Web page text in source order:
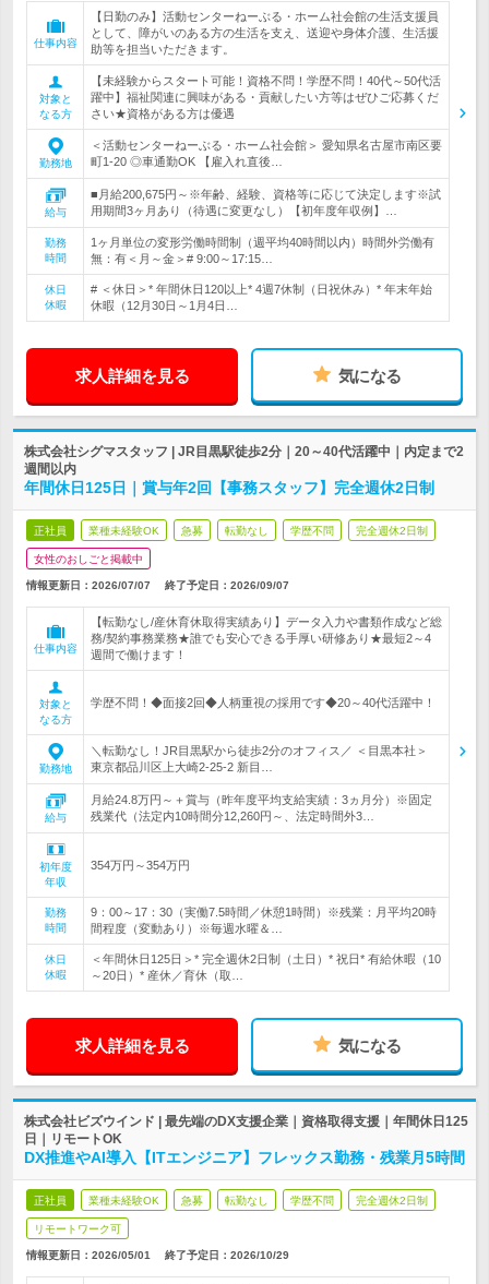
仕事内容
【日勤のみ】活動センターねーぶる・ホーム社会館の生活支援員
として、障がいのある方の生活を支え、送迎や身体介護、生活援
助等を担当いただきます。
対象と
なる方
【未経験からスタート可能！資格不問！学歴不問！40代～50代活
躍中】福祉関連に興味がある・貢献したい方等はぜひご応募くだ
さい★資格がある方は優遇
勤務地
＜活動センターねーぶる・ホーム社会館＞ 愛知県名古屋市南区要
町1-20 ◎車通勤OK 【雇入れ直後…
給与
■月給200,675円～※年齢、経験、資格等に応じて決定します※試
用期間3ヶ月あり（待遇に変更なし）【初年度年収例】…
勤務
時間
1ヶ月単位の変形労働時間制（週平均40時間以内）時間外労働有
無：有＜月～金＞# 9:00～17:15…
休日
休暇
# ＜休日＞* 年間休日120以上* 4週7休制（日祝休み）* 年末年始
休暇（12月30日～1月4日…
求人詳細を見る 気になる
株式会社シグマスタッフ | JR目黒駅徒歩2分｜20～40代活躍中｜内定まで2
週間以内
年間休日125日｜賞与年2回【事務スタッフ】完全週休2日制
正社員 業種未経験OK 急募 転勤なし 学歴不問 完全週休2日制
女性のおしごと掲載中
情報更新日：2026/07/07 終了予定日： 2026/09/07
仕事内容
【転勤なし/産休育休取得実績あり】データ入力や書類作成など総
務/契約事務業務★誰でも安心できる手厚い研修あり★最短2～4
週間で働けます！
対象と
なる方
学歴不問！◆面接2回◆人柄重視の採用です◆20～40代活躍中！
勤務地
＼転勤なし！JR目黒駅から徒歩2分のオフィス／ ＜目黒本社＞
東京都品川区上大崎2-25-2 新目…
給与
月給24.8万円～＋賞与（昨年度平均支給実績：3ヵ月分）※固定
残業代（法定内10時間分12,260円～、法定時間外3…
初年度
年収
354万円～354万円
勤務
時間
9：00～17：30（実働7.5時間／休憩1時間）※残業：月平均20時
間程度（変動あり）※毎週水曜＆…
休日
休暇
＜年間休日125日＞* 完全週休2日制（土日）* 祝日* 有給休暇（10
～20日）* 産休／育休（取…
求人詳細を見る 気になる
株式会社ビズウインド | 最先端のDX支援企業｜資格取得支援｜年間休日125
日｜リモートOK
DX推進やAI導入【ITエンジニア】フレックス勤務・残業月5時間
正社員 業種未経験OK 急募 転勤なし 学歴不問 完全週休2日制
リモートワーク可
情報更新日：2026/05/01 終了予定日： 2026/10/29